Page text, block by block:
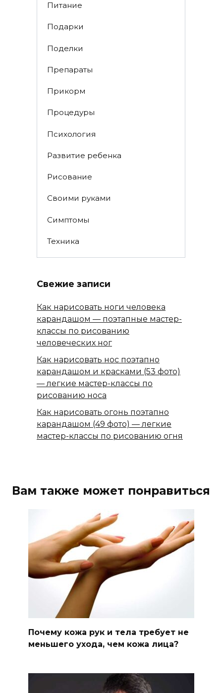
Питание
Подарки
Поделки
Препараты
Прикорм
Процедуры
Психология
Развитие ребенка
Рисование
Своими руками
Симптомы
Техника
Свежие записи
Как нарисовать ноги человека
карандашом — поэтапные мастер-
классы по рисованию
человеческих ног
Как нарисовать нос поэтапно
карандашом и красками (53 фото)
— легкие мастер-классы по
рисованию носа
Как нарисовать огонь поэтапно
карандашом (49 фото) — легкие
мастер-классы по рисованию огня
Вам также может понравиться
Почему кожа рук и тела требует не
меньшего ухода, чем кожа лица?